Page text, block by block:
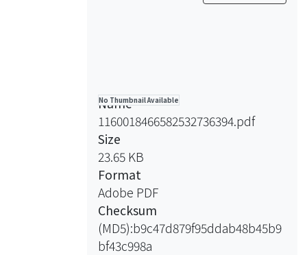
No Thumbnail Available
Name
1160018466582532736394.pdf
Size
23.65 KB
Format
Adobe PDF
Checksum
(MD5):b9c47d879f95ddab48b45b9
bf43c998a